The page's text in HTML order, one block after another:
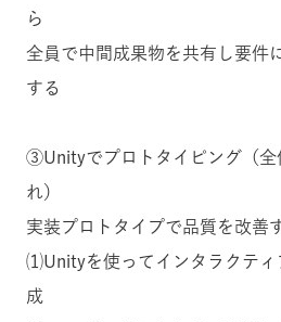
ら
全員で中間成果物を共有し要件
する
③Unityでプロトタイピング（全
れ）
実装プロトタイプで品質を改善
⑴Unityを使ってインタラクティ
成